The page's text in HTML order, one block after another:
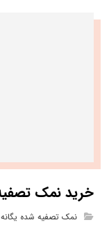
خرید نمک
نمک تصفیه شده یگانه